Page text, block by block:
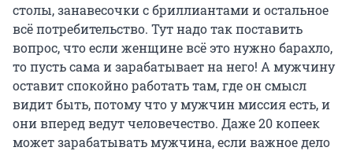
столы, занавесочки с бриллиантами и остальное
всё потребительство. Тут надо так поставить
вопрос, что если женщине всё это нужно барахло,
то пусть сама и зарабатывает на него! А мужчину
оставит спокойно работать там, где он смысл
видит быть, потому что у мужчин миссия есть, и
они вперед ведут человечество. Даже 20 копеек
может зарабатывать мужчина, если важное дело